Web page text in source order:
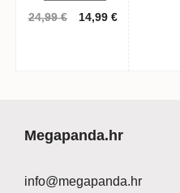
24,99€
Izvorna
14,99 €Trenutna
Megapanda.hr
info@megapanda.hr